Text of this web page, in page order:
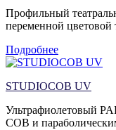
Профильный
переменной цветовой
Подробнее
STUDIOCOB UV
Ультрафиолетовый
COB и